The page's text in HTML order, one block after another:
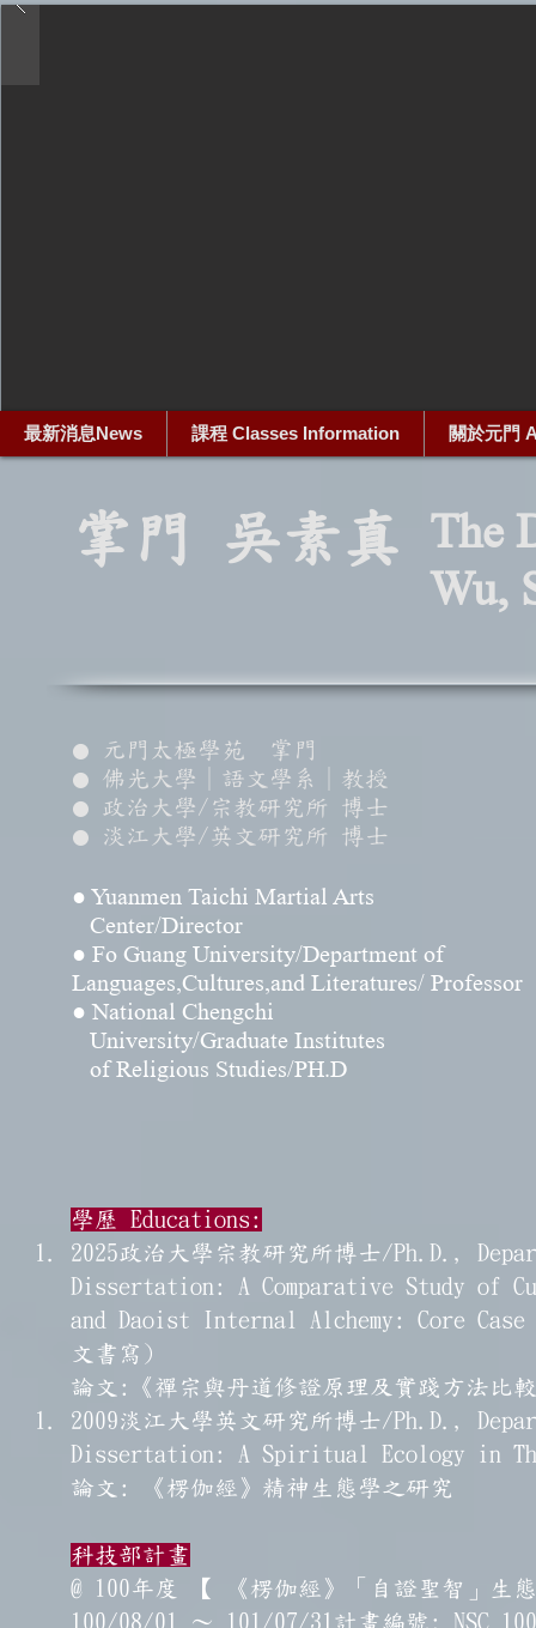
最新消息News 課程 Classes Information 關於元門
掌門 吳素真 The
Wu,
● 元門太極學苑 掌門
● 佛光大學｜語文學系｜教授
● 政治大學/宗教研究所 博士
● 淡江大學/英文研究所 博士
● Yuanmen Taichi Martial Arts
Center/Director
● Fo Guang University/Department of
Languages,Cultures,and Literatures/ Professor
● National Chengchi
University/Graduate Institutes
of Religious Studies/PH.D
學歷 Educations:
2025政治大學宗教研究所博士/Ph.D.,
Dissertation: A Comparative Study of
and Daoist Internal Alchemy: Core Case
文書寫)
論文:《禪宗與丹道修證原理及實踐方法比
2009淡江大學英文研究所博士/Ph.D.,
Dissertation: A Spiritual Ecology in
論文: 《楞伽經》精神生態學之研究
科技部計畫
@ 100年度 【 《楞伽經》「自證聖智」生
100/08/01 ～ 101/07/31計畫編號: NSC